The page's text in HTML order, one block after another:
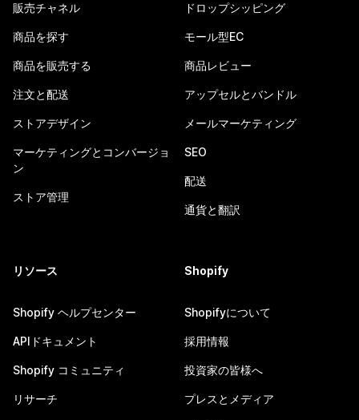
販売チャネル
商品を探す
商品を販売する
注文と配送
ストアデザイン
マーケティングとコンバージョ
ン
ストア管理
ドロップシッピング
モール型EC
商品レビュー
アップセルとバンドル
メールマーケティング
SEO
配送
通貨と翻訳
リソース
Shopify ヘルプセンター
APIドキュメント
Shopify コミュニティ
リサーチ
Shopify
Shopifyについて
採用情報
投資家の皆様へ
プレスとメディア